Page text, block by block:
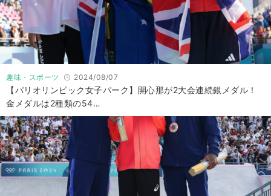
趣味・スポーツ 2024/08/07
【パリオリンピック女子パーク】開心那が2大会連続銀メダル！
金メダルは2種類の54…